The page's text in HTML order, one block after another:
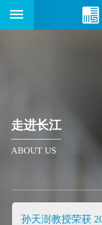
走进长江
ABOUT US
孙天澍教授荣获